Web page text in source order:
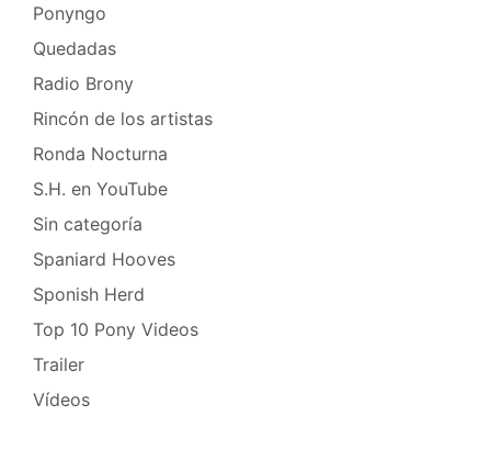
Ponyngo
Quedadas
Radio Brony
Rincón de los artistas
Ronda Nocturna
S.H. en YouTube
Sin categoría
Spaniard Hooves
Sponish Herd
Top 10 Pony Videos
Trailer
Vídeos